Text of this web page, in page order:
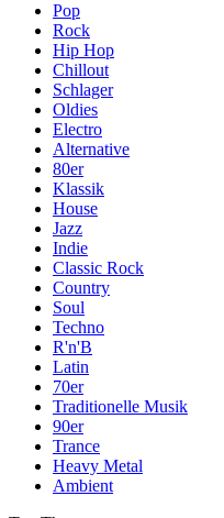
Pop
Rock
Hip Hop
Chillout
Schlager
Oldies
Electro
Alternative
80er
Klassik
House
Jazz
Indie
Classic Rock
Country
Soul
Techno
R'n'B
Latin
70er
Traditionelle Musik
90er
Trance
Heavy Metal
Ambient